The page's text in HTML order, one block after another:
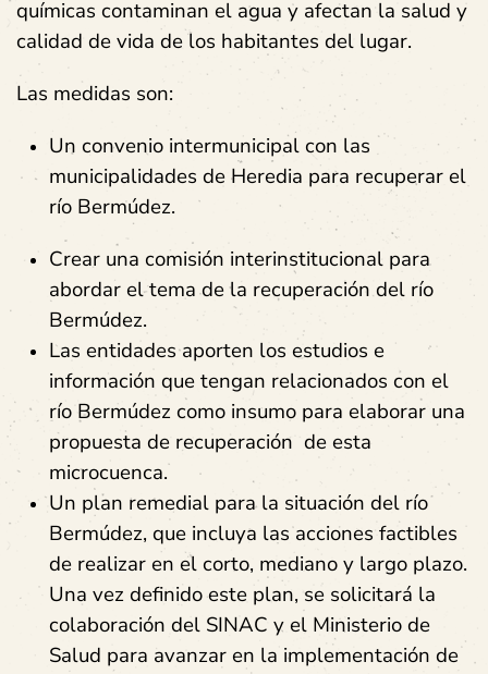
químicas contaminan el agua y afectan la salud y
calidad de vida de los habitantes del lugar.
Las medidas son:
Un convenio intermunicipal con las
municipalidades de Heredia para recuperar el
río Bermúdez.
Crear una comisión interinstitucional para
abordar el tema de la recuperación del río
Bermúdez.
Las entidades aporten los estudios e
información que tengan relacionados con el
río Bermúdez como insumo para elaborar una
propuesta de recuperación de esta
microcuenca.
Un plan remedial para la situación del río
Bermúdez, que incluya las acciones factibles
de realizar en el corto, mediano y largo plazo.
Una vez definido este plan, se solicitará la
colaboración del SINAC y el Ministerio de
Salud para avanzar en la implementación de